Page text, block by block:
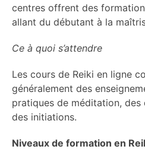
centres offrent des
allant du débutant à la
Ce à quoi s’attendre
Les cours de Reiki en ligne
généralement des
pratiques de méditation, des
des initiations.
Niveaux de formation en